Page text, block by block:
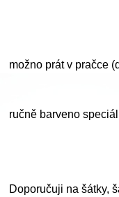
možno prát v pračce
ručně barveno
Doporučuji na šátky,